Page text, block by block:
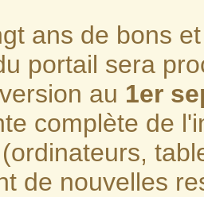
ans de bons
portail sera
au 1er
complète de
de nouvelles